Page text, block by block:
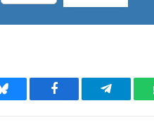
Bluesky Facebook Telegram